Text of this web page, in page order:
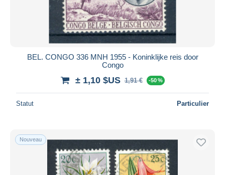
BEL. CONGO 336 MNH 1955 - Koninklijke reis door
Congo
± 1,10 $US 1,91 € -50 %
Statut Particulier
Nouveau